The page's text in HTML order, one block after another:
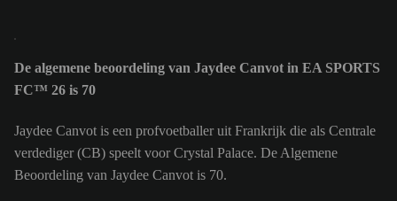
De algemene beoordeling van Jaydee Canvot in EA SPORTS
FC™ 26 is 70
Jaydee Canvot is een profvoetballer uit Frankrijk die als Centrale
verdediger (CB) speelt voor Crystal Palace. De Algemene
Beoordeling van Jaydee Canvot is 70.